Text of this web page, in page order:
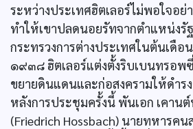
ระหว่างประเทศฮิตเลอร์ไม่พอใจอย่
ทำให้เขาปลดนอยรัทจากตำแหน่งรั
กระทรวงการต่างประเทศในต้นเดื
๑๙๓๘ ฮิตเลอร์แต่งตั้งริบเบนทรอพ
ขยายดินแดนและก่อสงครามให้ดำ
หลังการประชุมครั้งนี้ พันเอก เคาน
(Friedrich Hossbach) นายทหารค